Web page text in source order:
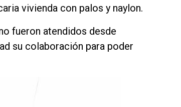
vivienda con palos y naylon.
fueron atendidos desde
su colaboración para poder